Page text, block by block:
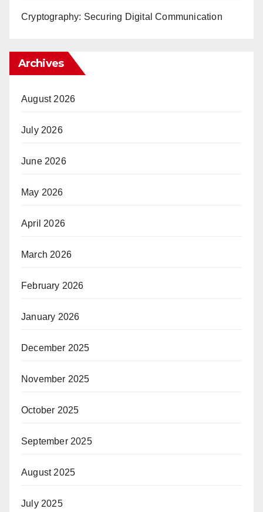
Cryptography: Securing Digital Communication
Archives
August 2026
July 2026
June 2026
May 2026
April 2026
March 2026
February 2026
January 2026
December 2025
November 2025
October 2025
September 2025
August 2025
July 2025